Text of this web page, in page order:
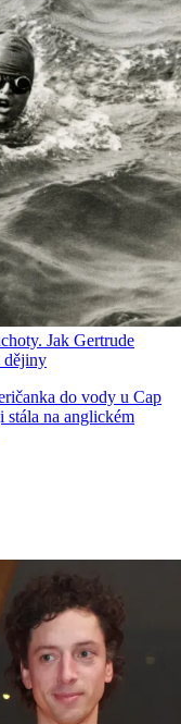
Jak Gertrude
dějiny
do vody u Cap
stála na anglickém